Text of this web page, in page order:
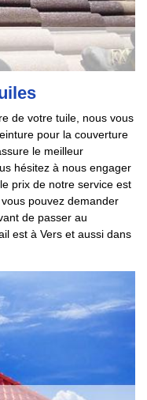
de votre tuile, nous vous
pour la couverture
le meilleur
hésitez à nous engager
prix de notre service est
pouvez demander
de passer au
est à Vers et aussi dans